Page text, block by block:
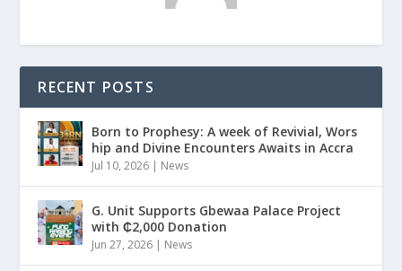
RECENT POSTS
Born to Prophesy: A week of Revivial, Wors
hip and Divine Encounters Awaits in Accra
Jul 10, 2026 | News
G. Unit Supports Gbewaa Palace Project
with ₵2,000 Donation
Jun 27, 2026 | News